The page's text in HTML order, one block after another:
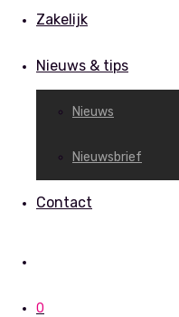
Zakelijk
Nieuws & tips
Nieuws
Nieuwsbrief
Contact
0